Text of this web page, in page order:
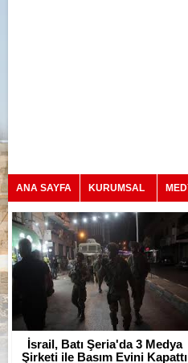
ANA SAYFA KURUMSAL
İsrail, Batı Şeria'da 3 Medya
Şirketi ile Basım Evini Kapattı